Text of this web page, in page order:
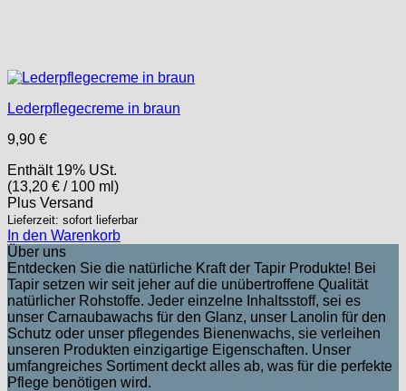
Lederpflegecreme in braun
9,90 €
Enthält 19% USt.
(13,20 € / 100 ml)
Plus Versand
Lieferzeit: sofort lieferbar
In den Warenkorb
Über uns
Entdecken Sie die natürliche Kraft der Tapir Produkte! Bei
Tapir setzen wir seit jeher auf die unübertroffene Qualität
natürlicher Rohstoffe. Jeder einzelne Inhaltsstoff, sei es
unser Carnaubawachs für den Glanz, unser Lanolin für den
Schutz oder unser pflegendes Bienenwachs, sie verleihen
unseren Produkten einzigartige Eigenschaften. Unser
umfangreiches Sortiment deckt alles ab, was für die perfekte
Pflege benötigen wird.